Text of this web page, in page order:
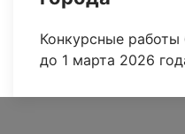
Конкурсные работы
до 1 марта 2026